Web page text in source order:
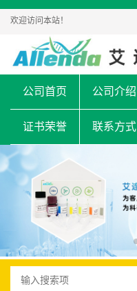
欢迎访问本站！
公司首页 公司介绍
证书荣誉 联系方式